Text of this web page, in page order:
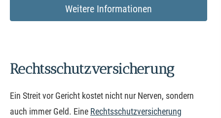
Weitere Informationen
Rechts­schutz­ver­si­che­rung
Ein Streit vor Gericht kostet nicht nur Nerven, sondern
auch immer Geld. Eine Rechts­schutz­ver­si­che­rung